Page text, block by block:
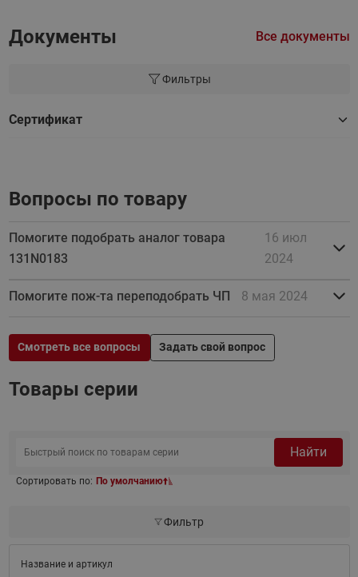
Документы Все документы
Фильтры
Сертификат
Вопросы по товару
Помогите подобрать аналог товара
131N0183
16 июл
2024
Помогите пож-та переподобрать ЧП 8 мая 2024
Смотреть все вопросы Задать свой вопрос
Товары серии
Найти
Сортировать по: По умолчанию
Фильтр